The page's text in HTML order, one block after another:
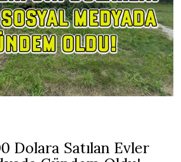
Dolara Satılan Evler